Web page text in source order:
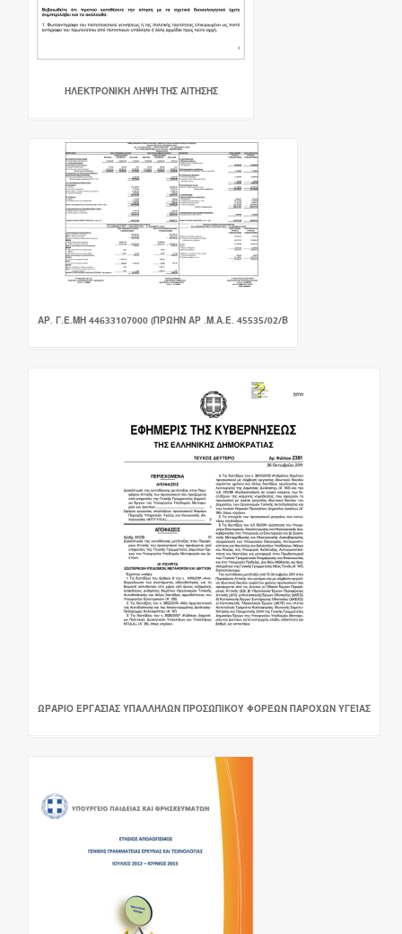
ΗΛΕΚΤΡΟΝΙΚΗ ΛΗΨΗ ΤΗΣ ΑΙΤΗΣΗΣ
ΑΡ. Γ.Ε.ΜΗ 44633107000 (ΠΡΏΗΝ ΑΡ .Μ.Α.Ε. 45535/02/Β
ΩΡΆΡΙΟ ΕΡΓΑΣΊΑΣ ΥΠΑΛΛΉΛΩΝ ΠΡΟΣΩΠΙΚΟΎ ΦΟΡΈΩΝ ΠΑΡΟΧΏΝ ΥΓΕΊΑΣ